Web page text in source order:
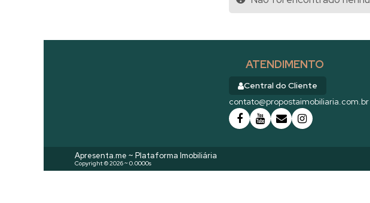
ATENDIMENTO
Central do Cliente
contato@propostaimobiliaria.com.br
Apresenta.me ~ Plataforma Imobiliária
Copyright © 2026 ~ 0.0000s